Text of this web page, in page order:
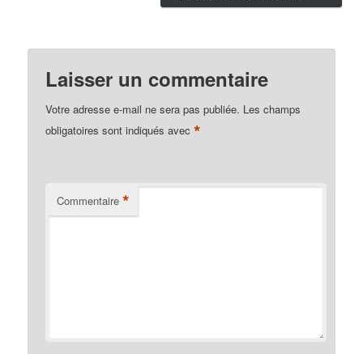
Laisser un commentaire
Votre adresse e-mail ne sera pas publiée. Les champs
obligatoires sont indiqués avec*
Commentaire *